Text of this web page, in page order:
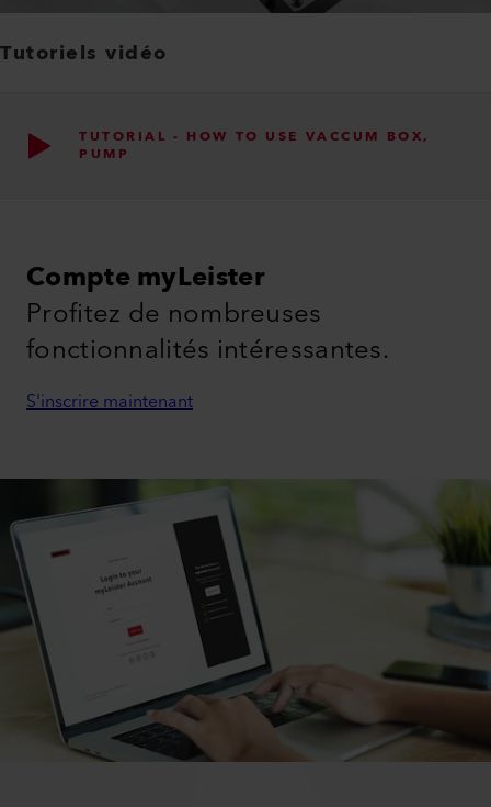
Tutoriels vidéo
TUTORIAL - HOW TO USE VACCUM BOX,
PUMP
Compte myLeister
Profitez de nombreuses
fonctionnalités intéressantes.
S'inscrire maintenant